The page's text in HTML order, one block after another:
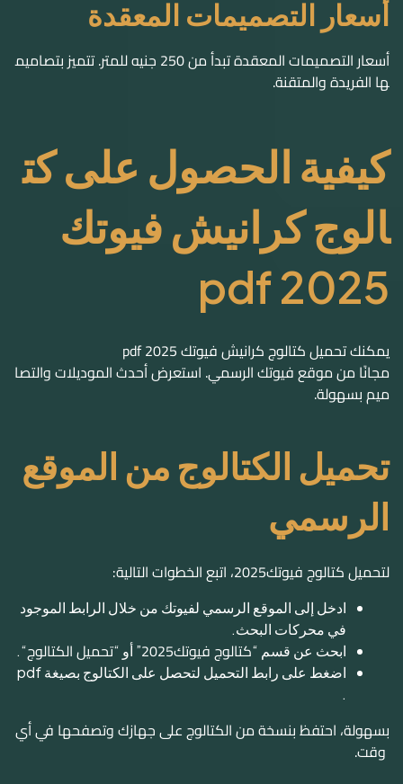
كيفية الحصول على كت
2025 pdf
يمكنك تحميل كتالوج كرانيش فيوتك 2025 pdf
مجانًا من موقع فيوتك الرسمي. استعرض أحدث الموديلات والتصا
ميم بسهولة.
تحميل الكتالوج من الموقع
الرسمي
لتحميل كتالوج فيوتك2025، اتبع الخطوات التالية:
ادخل إلى الموقع الرسمي لفيوتك من خلال الرابط الموجود
في محركات البحث.
ابحث عن قسم “
.
بسهولة، احتفظ بنسخة من الكتالوج على جهازك وتصفحها في أي
طلب نسخة مطبوعة من ال
كتالوج